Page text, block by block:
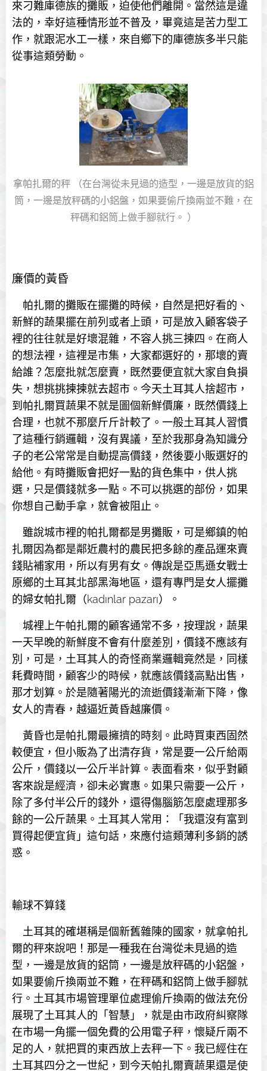
來刁難庫德族的攤販，迫使他們離開。當然這是違
法的，幸好這種情形並不普及，畢竟這是苦力型工
作，就跟泥水工一樣，來自鄉下的庫德族多半只能
從事這類勞動。
拿帕扎爾的秤 （在台灣從未見過的造型，一邊是放貨的鋁
筒，一邊是放秤碼的小鋁盤，如果要偷斤換兩並不難，在
秤碼和鋁筒上做手腳就行。 ）
廉價的黃昏
帕扎爾的攤販在擺攤的時候，自然是把好看的、
新鮮的蔬果擺在前列或者上頭，可是放入顧客袋子
裡的往往就是好壞混雜，不容人挑三揀四。在商人
的想法裡，這裡是市集，大家都選好的，那壞的賣
給誰？怎麼批就怎麼賣，既然要便宜就大家自負損
失，想挑挑揀揀就去超市。今天土耳其人捨超市，
到帕扎爾買蔬果不就是圖個新鮮價廉，既然價錢上
合理，也就不那麼斤斤計較了。一般土耳其人習慣
了這種行銷邏輯，沒有異議，至於我那身為知識分
子的老公常常是自動提高價錢，然後要小販選好的
給他。有時攤販會把好一點的貨色集中，供人挑
選，只是價錢就多一點。不可以挑選的部份，如果
你想自己動手拿，就會被阻止。
雖說城市裡的帕扎爾都是男攤販，可是鄉鎮的帕
扎爾因為都是鄰近農村的農民把多餘的產品運來賣
錢貼補家用，所以有男有女。傳說是亞馬遜女戰士
原鄉的土耳其北部黑海地區，還有專門是女人擺攤
的婦女帕扎爾（kadınlar pazarı）。
城裡上午帕扎爾的顧客通常不多，按理說，蔬果
一天早晚的新鮮度不會有什麼差別，價錢不應該有
別，可是，土耳其人的奇怪商業邏輯竟然是，同樣
耗費時間，顧客少的時候，就應該價錢高點出售，
那才划算。於是隨著陽光的流逝價錢漸漸下降，像
女人的青春，越逼近黃昏越廉價。
黃昏也是帕扎爾最擁擠的時刻。此時買東西固然
較便宜，但小販為了出清存貨，常是要一公斤給兩
公斤，價錢以一公斤半計算。表面看來，似乎對顧
客來說是經濟，卻未必實惠。如果只需要一公斤，
除了多付半公斤的錢外，還得傷腦筋怎麼處理那多
餘的一公斤蔬果。土耳其人常用：「我還沒有富到
買得起便宜貨」這句話，來應付這類薄利多銷的誘
惑。
輸球不算錢
土耳其的確堪稱是個新舊雜陳的國家，就拿帕扎
爾的秤來說吧！那是一種我在台灣從未見過的造
型，一邊是放貨的鋁筒，一邊是放秤碼的小鋁盤，
如果要偷斤換兩並不難，在秤碼和鋁筒上做手腳就
行。土耳其市場管理單位處理偷斤換兩的做法充份
展現了土耳其人的「智慧」，就是由市政府糾察隊
在市場一角擺一個免費的公用電子秤，懷疑斤兩不
足的人，就把買的東西放上去秤一下。我已經住在
土耳其四分之一世紀，到今天帕扎爾賣蔬果還是使